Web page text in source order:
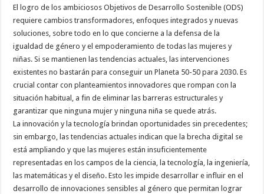
El logro de los ambiciosos Objetivos de Desarrollo Sostenible (ODS)
requiere cambios transformadores, enfoques integrados y nuevas
soluciones, sobre todo en lo que concierne a la defensa de la
igualdad de género y el empoderamiento de todas las mujeres y
niñas. Si se mantienen las tendencias actuales, las intervenciones
existentes no bastarán para conseguir un Planeta 50-50 para 2030. Es
crucial contar con planteamientos innovadores que rompan con la
situación habitual, a fin de eliminar las barreras estructurales y
garantizar que ninguna mujer y ninguna niña se quede atrás.
La innovación y la tecnología brindan oportunidades sin precedentes;
sin embargo, las tendencias actuales indican que la brecha digital se
está ampliando y que las mujeres están insuficientemente
representadas en los campos de la ciencia, la tecnología, la ingeniería,
las matemáticas y el diseño. Esto les impide desarrollar e influir en el
desarrollo de innovaciones sensibles al género que permitan lograr